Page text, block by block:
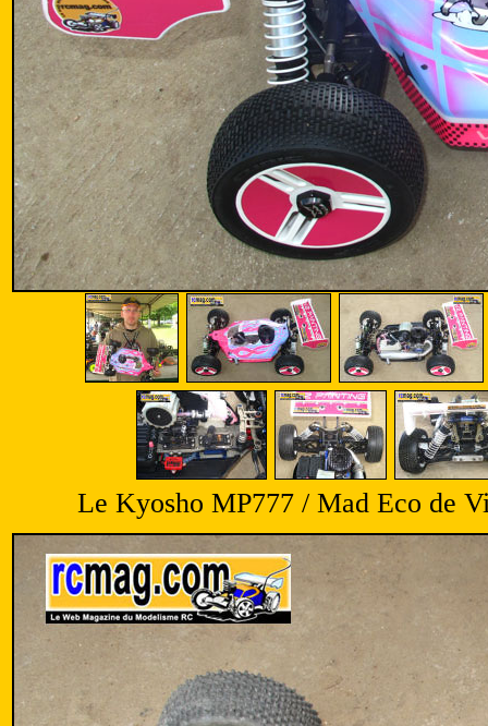
Le Kyosho MP777 / Mad Eco de